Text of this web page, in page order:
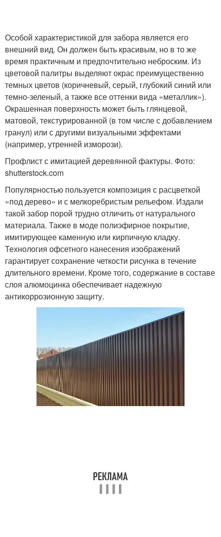
Особой характеристикой для забора является его
внешний вид. Он должен быть красивым, но в то же
время практичным и предпочтительно неброским. Из
цветовой палитры выделяют окрас преимущественно
темных цветов (коричневый, серый, глубокий синий или
темно-зеленый, а также все оттенки вида «металлик»).
Окрашенная поверхность может быть глянцевой,
матовой, текстурированной (в том числе с добавлением
гранул) или с другими визуальными эффектами
(например, утренней изморози).
Профлист с имитацией деревянной фактуры. Фото:
shutterstock.com
Популярностью пользуется композиция с расцветкой
«под дерево» и с мелкоребристым рельефом. Издали
такой забор порой трудно отличить от натурального
материала. Также в моде полиэфирное покрытие,
имитирующее каменную или кирпичную кладку.
Технология офсетного нанесения изображений
гарантирует сохранение четкости рисунка в течение
длительного времени. Кроме того, содержание в составе
слоя алюмоцинка обеспечивает надежную
антикоррозионную защиту.